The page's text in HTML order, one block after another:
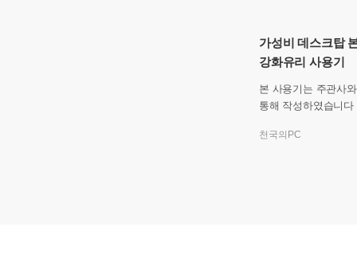
가성비 데스크탑
강화유리 사용기
본 사용기는 주관사
통해 작성하였습니다 그동안 에디(EDDY)는
니다. 이번에 출시한
천국의PC